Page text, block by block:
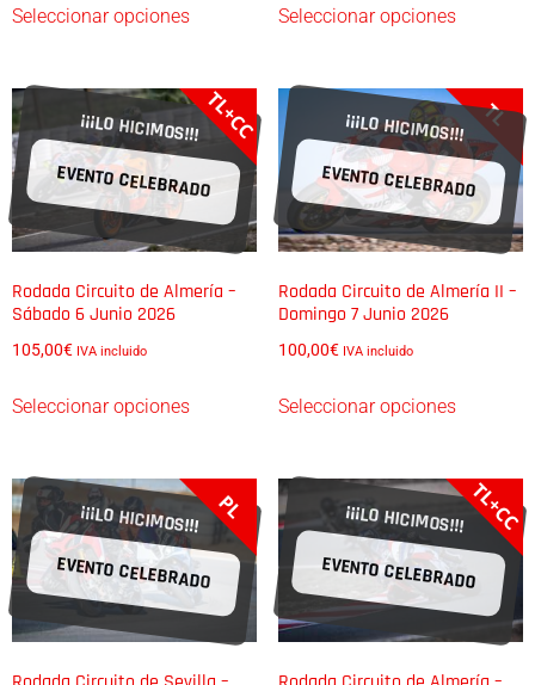
Seleccionar opciones Seleccionar opciones
¡¡¡LO HICIMOS!!!
EVENTO CELEBRADO
TL+CC
Rodada Circuito de Almería –
Sábado 6 Junio 2026
105,00€ IVA incluido
Seleccionar opciones
TL
¡¡¡LO HICIMOS!!!
EVENTO CELEBRADO
Rodada Circuito de Almería II –
Domingo 7 Junio 2026
100,00€ IVA incluido
Seleccionar opciones
¡¡¡LO HICIMOS!!!
EVENTO CELEBRADO
PL ¡¡¡LO HICIMOS!!!
EVENTO CELEBRADO
TL+CC